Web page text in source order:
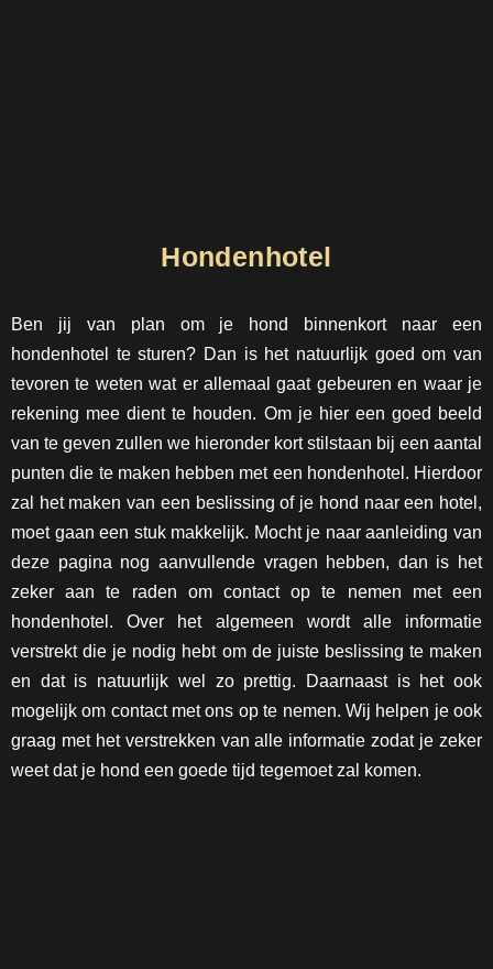
Hondenhotel
Ben jij van plan om je hond binnenkort naar een
hondenhotel te sturen? Dan is het natuurlijk goed om van
tevoren te weten wat er allemaal gaat gebeuren en waar je
rekening mee dient te houden. Om je hier een goed beeld
van te geven zullen we hieronder kort stilstaan bij een aantal
punten die te maken hebben met een hondenhotel. Hierdoor
zal het maken van een beslissing of je hond naar een hotel,
moet gaan een stuk makkelijk. Mocht je naar aanleiding van
deze pagina nog aanvullende vragen hebben, dan is het
zeker aan te raden om contact op te nemen met een
hondenhotel. Over het algemeen wordt alle informatie
verstrekt die je nodig hebt om de juiste beslissing te maken
en dat is natuurlijk wel zo prettig. Daarnaast is het ook
mogelijk om contact met ons op te nemen. Wij helpen je ook
graag met het verstrekken van alle informatie zodat je zeker
weet dat je hond een goede tijd tegemoet zal komen.